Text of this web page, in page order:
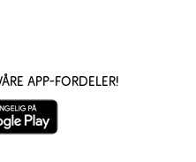
app-fordeler!